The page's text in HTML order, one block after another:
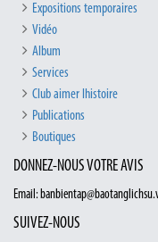
Expositions temporaires
Vidéo
Album
Services
Club aimer lhistoire
Publications
Boutiques
DONNEZ-NOUS VOTRE AVIS
Email:
SUIVEZ-NOUS